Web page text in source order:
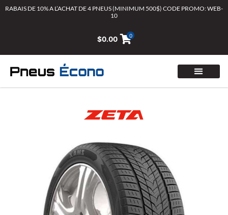
AllerRABAIS DE 10% A L’ACHAT DE 4 PNEUS (MINIMUM 500$) CODE PROMO: WEB-
10
$0.00 0